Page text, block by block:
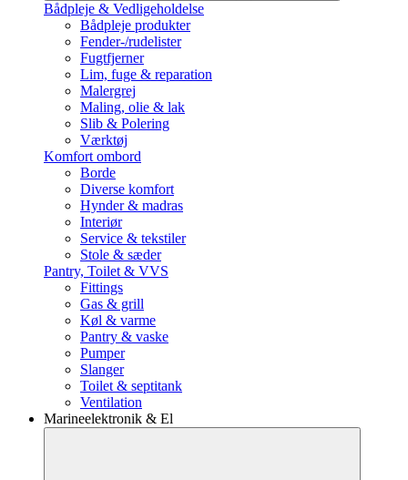
Bådpleje & Vedligeholdelse
Bådpleje produkter
Fender-/rudelister
Fugtfjerner
Lim, fuge & reparation
Malergrej
Maling, olie & lak
Slib & Polering
Værktøj
Komfort ombord
Borde
Diverse komfort
Hynder & madras
Interiør
Service & tekstiler
Stole & sæder
Pantry, Toilet & VVS
Fittings
Gas & grill
Køl & varme
Pantry & vaske
Pumper
Slanger
Toilet & septitank
Ventilation
Marineelektronik & El